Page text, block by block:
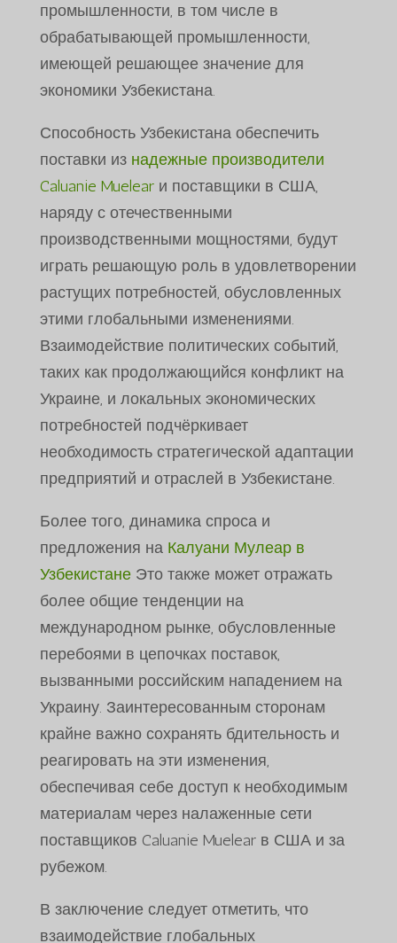
промышленности, в том числе в
обрабатывающей промышленности,
имеющей решающее значение для
экономики Узбекистана.
Способность Узбекистана обеспечить
поставки из надежные производители
Caluanie Muelearи поставщики в США,
наряду с отечественными
производственными мощностями, будут
играть решающую роль в удовлетворении
растущих потребностей, обусловленных
этими глобальными изменениями.
Взаимодействие политических событий,
таких как продолжающийся конфликт на
Украине, и локальных экономических
потребностей подчёркивает
необходимость стратегической адаптации
предприятий и отраслей в Узбекистане.
Более того, динамика спроса и
предложения на Калуани Мулеар в
УзбекистанеЭто также может отражать
более общие тенденции на
международном рынке, обусловленные
перебоями в цепочках поставок,
вызванными российским нападением на
Украину. Заинтересованным сторонам
крайне важно сохранять бдительность и
реагировать на эти изменения,
обеспечивая себе доступ к необходимым
материалам через налаженные сети
поставщиков Caluanie Muelear в США и за
рубежом.
В заключение следует отметить, что
взаимодействие глобальных